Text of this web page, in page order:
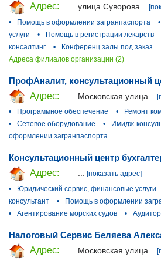
Адрес:
улица Суворова...
•
Помощь в оформлении загранпаспорта •
услуги
• Помощь в регистрации лекарств
консалтинг
•
Конференц залы под заказ
Адреса филиалов организации (2)
ПрофАналит, консультационный
Адрес:
Московская улица...
•
Программное обеспечение •
Ремонт
•
Сетевое оборудование • Имидж-
оформлении загранпаспорта
Консультационный центр
Адрес:
... [показать адрес]
•
Юридический сервис, финансовые услуги
консультант
•
Помощь в оформлении
•
Агентирование морских судов •
Налоговый Сервис Беляева
Адрес:
Московская улица...